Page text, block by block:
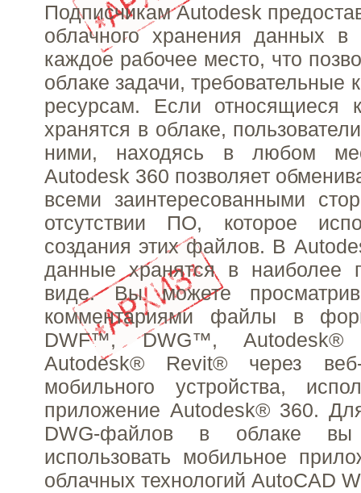
Подписчикам Autodesk
облачного хранения данных
каждое рабочее место, что
облаке задачи, требовательные
ресурсам. Если относящиеся
хранятся в облаке,
ними, находясь в любом
Autodesk 360 позволяет
всеми заинтересованными
отсутствии ПО, которое
создания этих файлов. В
данные хранятся в наиболее
виде. Вы можете
комментариями файлы в
DWF™, DWG™, Autodesk®
Autodesk® Revit® через
мобильного устройства,
приложение Autodesk® 360.
DWG-файлов в облаке
использовать мобильное
облачных технологий AutoCAD